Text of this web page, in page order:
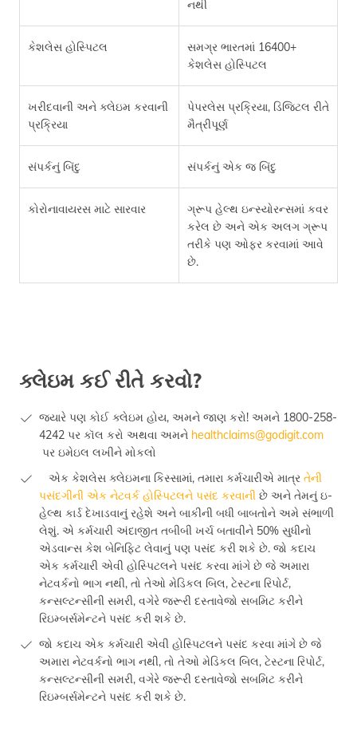
નથી
કેશલેસ હોસ્પિટલ
સમગ્ર ભારતમાં 16400+
કેશલેસ હોસ્પિટલ
ખરીદવાની અને ક્લેઇમ કરવાની
પ્રક્રિયા
પેપરલેસ પ્રક્રિયા, ડિજિટલ રીતે
મૈત્રીપૂર્ણ
સંપર્કનું બિંદુ સંપર્કનું એક જ બિંદુ
કોરોનાવાયરસ માટે સારવાર
ગ્રૂપ હેલ્થ ઇન્સ્યોરન્સમાં કવર
કરેલ છે અને એક અલગ ગ્રૂપ
તરીકે પણ ઓફર કરવામાં આવે
છે.
ક્લેઇમ કઈ રીતે કરવો?
જ્યારે પણ કોઈ ક્લેઇમ હોય, અમને જાણ કરો! અમને 1800-258-
4242 પર કૉલ કરો અથવા અમને healthclaims@godigit.com
પર ઇમેઇલ લખીને મોકલો
એક કેશલેસ ક્લેઇમના કિસ્સામાં, તમારા કર્મચારીએ માત્ર તેની
પસંદગીની એક નેટવર્ક હોસ્પિટલને પસંદ કરવાની છે અને તેમનું ઇ-
હેલ્થ કાર્ડ દેખાડવાનું રહેશે અને બાકીની બધી બાબતોને અમે સંભાળી
લેશું. એ કર્મચારી અંદાજીત તબીબી ખર્ચ બતાવીને 50% સુધીનો
એડવાન્સ કેશ બેનિફિટ લેવાનું પણ પસંદ કરી શકે છે. જો કદાચ
એક કર્મચારી એવી હોસ્પિટલને પસંદ કરવા માંગે છે જે અમારા
નેટવર્કનો ભાગ નથી, તો તેઓ મેડિકલ બિલ, ટેસ્ટના રિપોર્ટ,
કન્સલ્ટન્સીની સમરી, વગેરે જરૂરી દસ્તાવેજો સબમિટ કરીને
રિઇમ્બર્સમેન્ટને પસંદ કરી શકે છે.
જો કદાચ એક કર્મચારી એવી હોસ્પિટલને પસંદ કરવા માંગે છે જે
અમારા નેટવર્કનો ભાગ નથી, તો તેઓ મેડિકલ બિલ, ટેસ્ટના રિપોર્ટ,
કન્સલ્ટન્સીની સમરી, વગેરે જરૂરી દસ્તાવેજો સબમિટ કરીને
રિઇમ્બર્સમેન્ટને પસંદ કરી શકે છે.